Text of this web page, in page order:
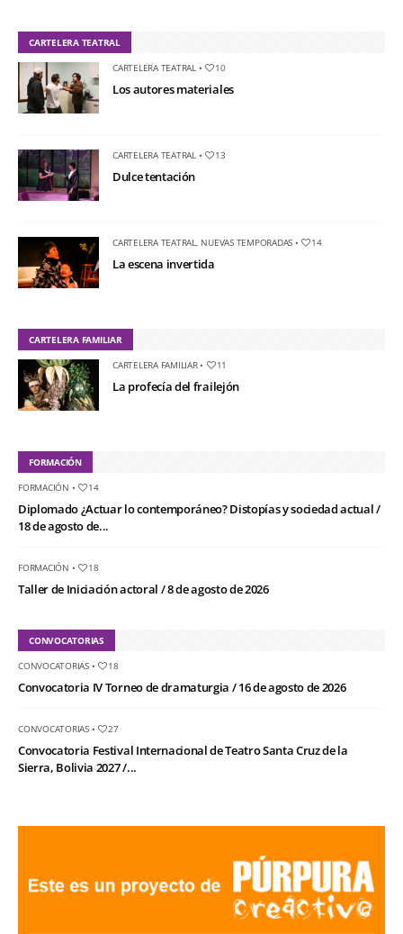
CARTELERA TEATRAL
CARTELERA TEATRAL• 10
Los autores materiales
CARTELERA TEATRAL• 13
Dulce tentación
CARTELERA TEATRAL, NUEVAS TEMPORADAS • 14
La escena invertida
CARTELERA FAMILIAR
CARTELERA FAMILIAR• 11
La profecía del frailejón
FORMACIÓN
FORMACIÓN • 14
Diplomado ¿Actuar lo contemporáneo? Distopías y sociedad actual /
18 de agosto de...
FORMACIÓN • 18
Taller de Iniciación actoral / 8 de agosto de 2026
CONVOCATORIAS
CONVOCATORIAS• 18
Convocatoria IV Torneo de dramaturgia / 16 de agosto de 2026
CONVOCATORIAS• 27
Convocatoria Festival Internacional de Teatro Santa Cruz de la
Sierra, Bolivia 2027 /...